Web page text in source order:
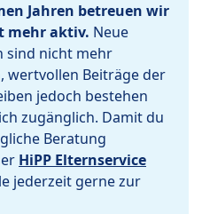
Jahren betreuen wir
mehr aktiv. Neue
sind nicht mehr
wertvollen Beiträge der
jedoch bestehen
zugänglich. Damit du
Beratung
HiPP Elternservice
jederzeit gerne zur